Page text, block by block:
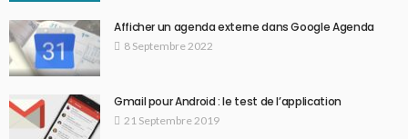
Afficher un agenda externe dans Google Agenda
8 Septembre 2022
Gmail pour Android : le test de l’application
21 Septembre 2019